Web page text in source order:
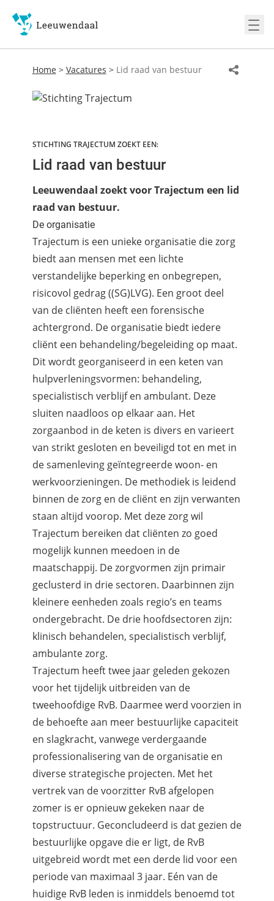
Home > Vacatures > Lid raad van bestuur
STICHTING TRAJECTUM ZOEKT EEN:
Lid raad van bestuur
Leeuwendaal zoekt voor Trajectum een lid
raad van bestuur.
De organisatie
Trajectum is een unieke organisatie die zorg
biedt aan mensen met een lichte
verstandelijke beperking en onbegrepen,
risicovol gedrag ((SG)LVG). Een groot deel
van de cliënten heeft een forensische
achtergrond. De organisatie biedt iedere
cliënt een behandeling/begeleiding op maat.
Dit wordt georganiseerd in een keten van
hulpverleningsvormen: behandeling,
specialistisch verblijf en ambulant. Deze
sluiten naadloos op elkaar aan. Het
zorgaanbod in de keten is divers en varieert
van strikt gesloten en beveiligd tot en met in
de samenleving geïntegreerde woon- en
werkvoorzieningen. De methodiek is leidend
binnen de zorg en de cliënt en zijn verwanten
staan altijd voorop. Met deze zorg wil
Trajectum bereiken dat cliënten zo goed
mogelijk kunnen meedoen in de
maatschappij. De zorgvormen zijn primair
geclusterd in drie sectoren. Daarbinnen zijn
kleinere eenheden zoals regio’s en teams
ondergebracht. De drie hoofdsectoren zijn:
klinisch behandelen, specialistisch verblijf,
ambulante zorg.
Trajectum heeft twee jaar geleden gekozen
voor het tijdelijk uitbreiden van de
tweehoofdige RvB. Daarmee werd voorzien in
de behoefte aan meer bestuurlijke capaciteit
en slagkracht, vanwege verdergaande
professionalisering van de organisatie en
diverse strategische projecten. Met het
vertrek van de voorzitter RvB afgelopen
zomer is er opnieuw gekeken naar de
topstructuur. Geconcludeerd is dat gezien de
bestuurlijke opgave die er ligt, de RvB
uitgebreid wordt met een derde lid voor een
periode van maximaal 3 jaar. Eén van de
huidige RvB leden is inmiddels benoemd tot